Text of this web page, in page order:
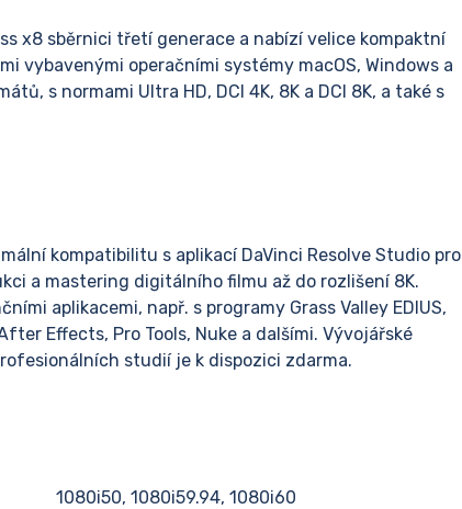
x8 sběrnici třetí generace a nabízí velice kompaktní
vybavenými operačními systémy macOS, Windows a
s normami Ultra HD, DCI 4K, 8K a DCI 8K, a také s
kompatibilitu s aplikací DaVinci Resolve Studio pro
a mastering digitálního filmu až do rozlišení 8K.
aplikacemi, např. s programy Grass Valley EDIUS,
Effects, Pro Tools, Nuke a dalšími. Vývojářské
studií je k dispozici zdarma.
1080i50, 1080i59.94, 1080i60